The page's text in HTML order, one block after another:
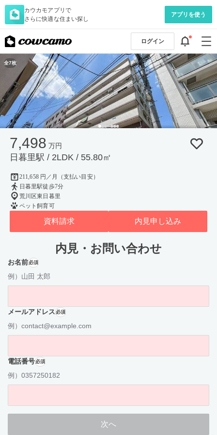
カウカモアプリで
さらに快適な住まい探し
アプリを使う
ログイン
全7枚
7,498 万円
日暮里駅 / 2LDK / 55.80㎡
211,658 円／月（支払い目安）
日暮里駅徒歩7分
荒川区東日暮里
ペット飼育可
資料請求 内見申し込み
内見・お問い合わせ
お名前必須
例）山田 太郎
メールアドレス必須
例）contact@example.com
電話番号必須
例）0357250182
次へ